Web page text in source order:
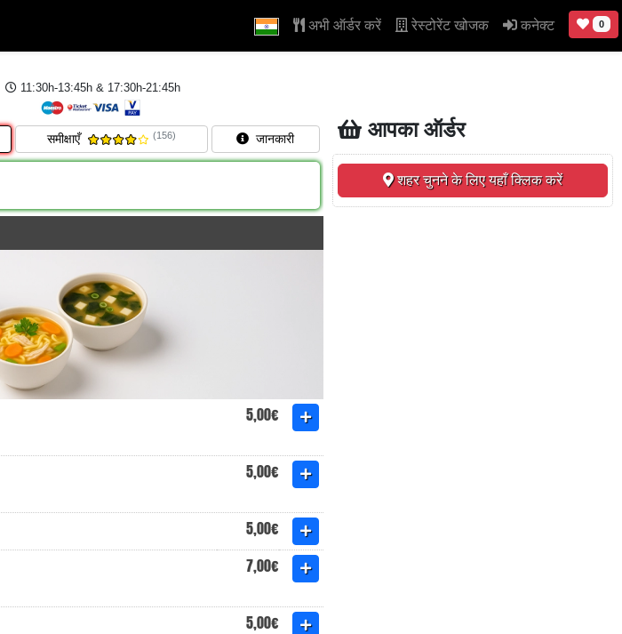
अभी ऑर्डर करें रेस्टोरेंट खोजक कनेक्ट 0
11:30h-13:45h & 17:30h-21:45h
समीक्षाएँ (156) जानकारी
5,00€
5,00€
5,00€
7,00€
5,00€
आपका ऑर्डर
शहर चुनने के लिए यहाँ क्लिक करें